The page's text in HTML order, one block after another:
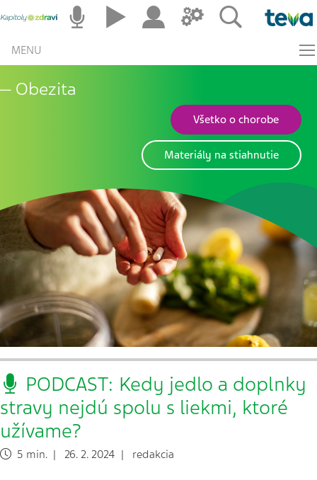
MENU
Obezita
Všetko o chorobe
Materiály na stiahnutie
PODCAST: Kedy jedlo a doplnky
stravy nejdú spolu s liekmi, ktoré
užívame?
5 min. | 26. 2. 2024 | redakcia